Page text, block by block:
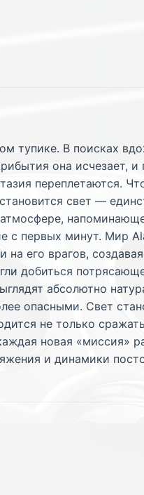
тупике. В поисках
она исчезает,
переплетаются.
свет —
с первых минут. Мир
на его врагов,
добиться
абсолютно
опасными. Свет
не только
новая «миссия»
и динамики